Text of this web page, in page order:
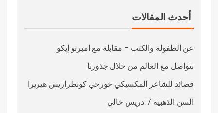
أحدث المقالات
عن الطفولة والكتب – مقابلة مع امبرتو إيكو
نتواصل مع العالم من خلال جذورنا
قصائد للشاعر المكسيكي خورخي كونطراريس هيريرا
السن الذهبية / ادريس خالي